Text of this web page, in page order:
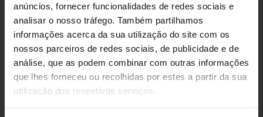
anúncios, fornecer funcionalidades de redes sociais e
analisar o nosso tráfego. Também partilhamos
informações acerca da sua utilização do site com os
nossos parceiros de redes sociais, de publicidade e de
análise, que as podem combinar com outras informações
que lhes forneceu ou recolhidas por estes a partir da sua
utilização dos respetivos serviços.